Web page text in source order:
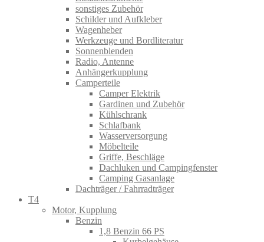
sonstiges Zubehör
Schilder und Aufkleber
Wagenheber
Werkzeuge und Bordliteratur
Sonnenblenden
Radio, Antenne
Anhängerkupplung
Camperteile
Camper Elektrik
Gardinen und Zubehör
Kühlschrank
Schlafbank
Wasserversorgung
Möbelteile
Griffe, Beschläge
Dachluken und Campingfenster
Camping Gasanlage
Dachträger / Fahrradträger
T4
Motor, Kupplung
Benzin
1,8 Benzin 66 PS